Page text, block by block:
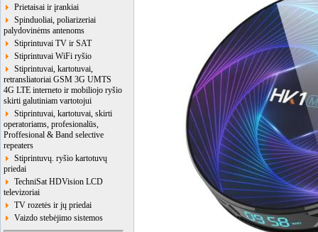
Prietaisai ir įrankiai
Spinduoliai, poliarizeriai
palydovinėms antenoms
Stiprintuvai TV ir SAT
Stiprintuvai WiFi ryšio
Stiprintuvai, kartotuvai,
retransliatoriai GSM 3G UMTS
4G LTE interneto ir mobiliojo ryšio
skirti galutiniam vartotojui
Stiprintuvai, kartotuvai, skirti
operatoriams, profesionalūs,
Proffesional & Band selective
repeaters
Stiprintuvų. ryšio kartotuvų
priedai
TechniSat HDVision LCD
televizoriai
TV rozetės ir jų priedai
Vaizdo stebėjimo sistemos